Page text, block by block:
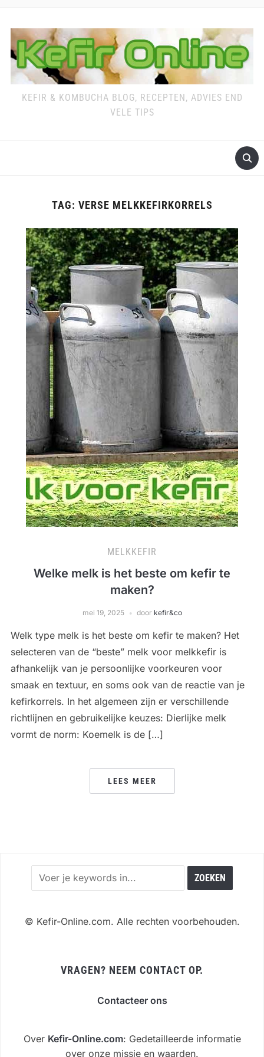
KEFIR & KOMBUCHA BLOG, RECEPTEN, ADVIES END
VELE TIPS
TAG: VERSE MELKKEFIRKORRELS
MELKKEFIR
Welke melk is het beste om kefir te
maken?
mei 19, 2025 door kefir&co
Welk type melk is het beste om kefir te maken? Het
selecteren van de “beste” melk voor melkkefir is
afhankelijk van je persoonlijke voorkeuren voor
smaak en textuur, en soms ook van de reactie van je
kefirkorrels. In het algemeen zijn er verschillende
richtlijnen en gebruikelijke keuzes: Dierlijke melk
vormt de norm: Koemelk is de […]
LEES MEER
© Kefir-Online.com. Alle rechten voorbehouden.
VRAGEN? NEEM CONTACT OP.
Contacteer ons
Over Kefir-Online.com: Gedetailleerde informatie
over onze missie en waarden.